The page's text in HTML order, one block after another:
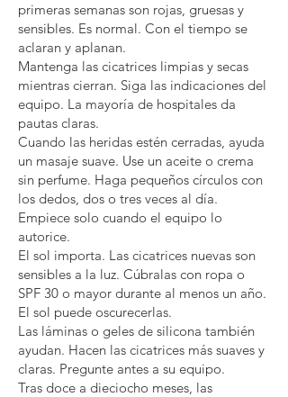
primeras semanas son rojas, gruesas y
sensibles. Es normal. Con el tiempo se
aclaran y aplanan.
Mantenga las cicatrices limpias y secas
mientras cierran. Siga las indicaciones del
equipo. La mayoría de hospitales da
pautas claras.
Cuando las heridas estén cerradas, ayuda
un masaje suave. Use un aceite o crema
sin perfume. Haga pequeños círculos con
los dedos, dos o tres veces al día.
Empiece solo cuando el equipo lo
autorice.
El sol importa. Las cicatrices nuevas son
sensibles a la luz. Cúbralas con ropa o
SPF 30 o mayor durante al menos un año.
El sol puede oscurecerlas.
Las láminas o geles de silicona también
ayudan. Hacen las cicatrices más suaves y
claras. Pregunte antes a su equipo.
Tras doce a dieciocho meses, las